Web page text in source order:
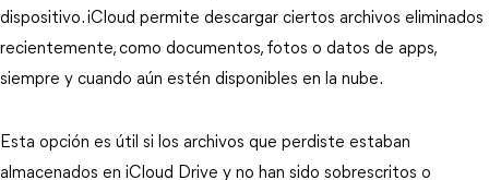
dispositivo. iCloud permite descargar ciertos archivos eliminados
recientemente, como documentos, fotos o datos de apps,
siempre y cuando aún estén disponibles en la nube.
Esta opción es útil si los archivos que perdiste estaban
almacenados en iCloud Drive y no han sido sobrescritos o